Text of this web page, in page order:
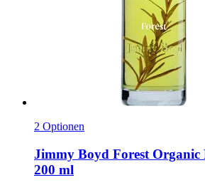
2 Optionen
Jimmy Boyd Forest Organic
200 ml